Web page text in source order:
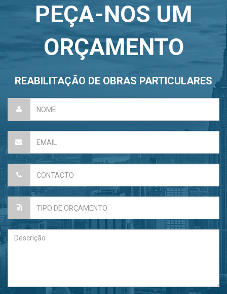
PEÇA-NOS UM
ORÇAMENTO
REABILITAÇÃO DE OBRAS PARTICULARES